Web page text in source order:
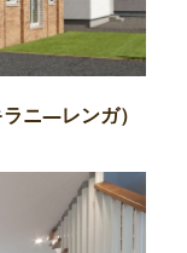
ニ―レンガ）